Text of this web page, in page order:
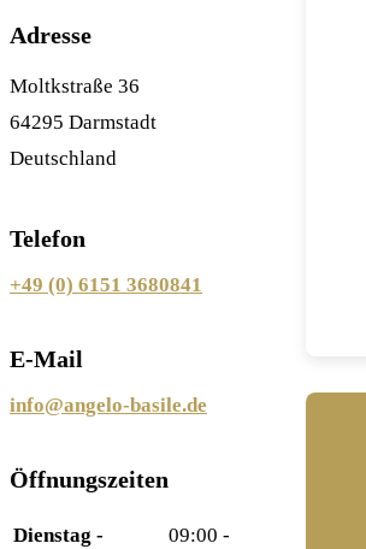
Adresse
Moltkstraße 36
64295 Darmstadt
Deutschland
Telefon
+49 (0) 6151 3680841
E-Mail
info@angelo-basile.de
Öffnungszeiten
Dienstag -
09:00 -